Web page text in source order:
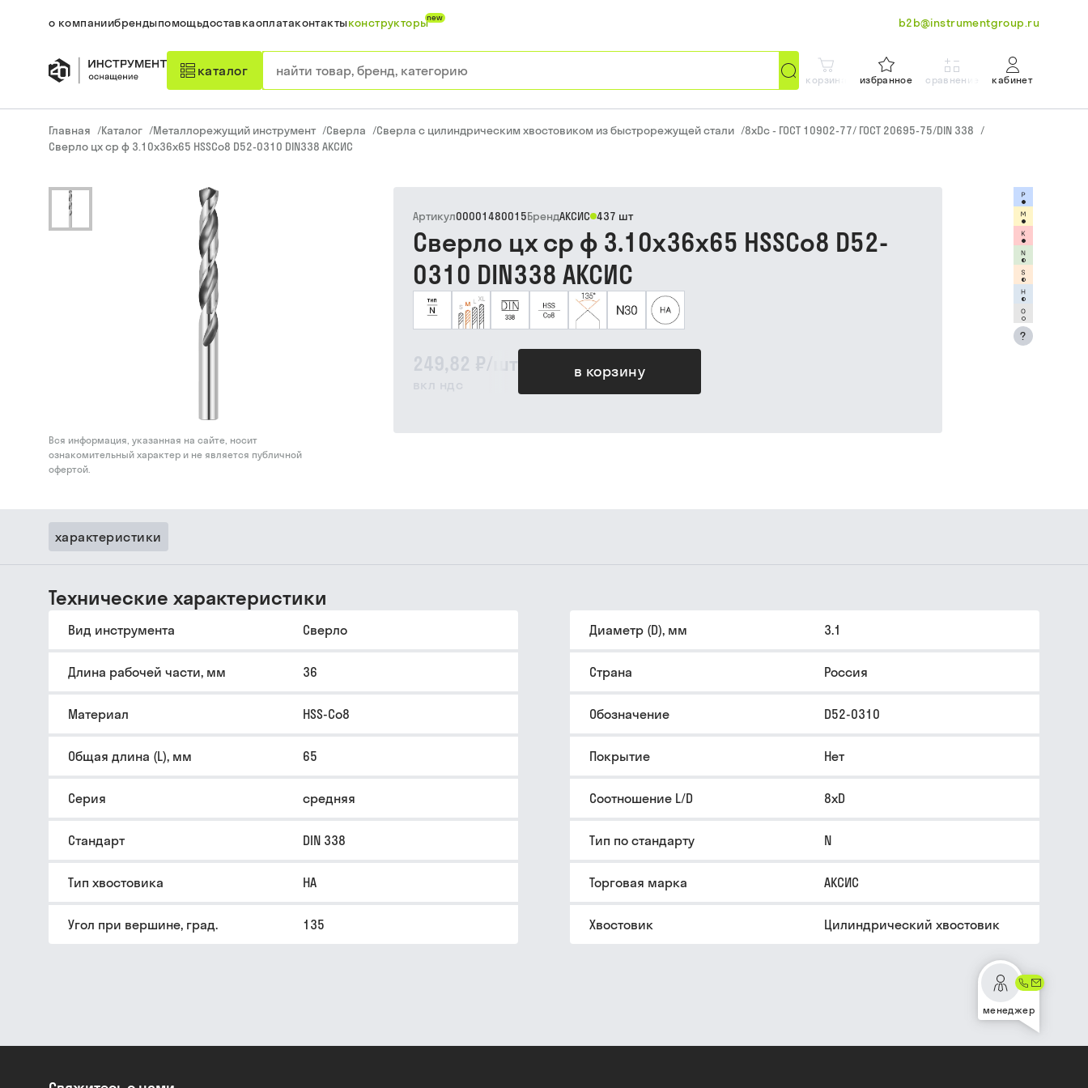
о компаниибрендыпомощьдоставкаоплатаконтактыконструкторыnew b2b@instrumentgroup.ru
каталог
корзина избранное сравнение кабинет
Главная /Каталог /Металлорежущий инструмент /Сверла /Сверла с цилиндрическим хвостовиком из быстрорежущей стали /8xDc - ГОСТ 10902-77/ ГОСТ 20695-75/DIN 338 /
Сверло цх ср ф 3.10х36х65 HSSCo8 D52-0310 DIN338 АКСИС
Вся информация, указанная на сайте, носит
ознакомительный характер и не является публичной
офертой.
249,82 ₽/ шт
вкл ндс
в корзину
Артикул00001480015БрендАКСИС 437 шт
Сверло цх ср ф 3.10х36х65 HSSCo8 D52-
0310 DIN338 АКСИС
?
характеристики
Технические характеристики
Вид инструмента Сверло Диаметр (D), мм 3.1
Длина рабочей части, мм 36 Страна Россия
Материал HSS-Co8 Обозначение D52-0310
Общая длина (L), мм 65 Покрытие Нет
Серия средняя Соотношение L/D 8xD
Стандарт DIN 338 Тип по стандарту N
Тип хвостовика HA Торговая марка АКСИС
Угол при вершине, град. 135 Хвостовик Цилиндрический хвостовик
менеджер